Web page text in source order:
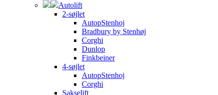
Autolift
2-søjlet
AutopStenhoj
Bradbury by Stenhøj
Corghi
Dunlop
Finkbeiner
4-søjlet
AutopStenhoj
Corghi
Sakselift